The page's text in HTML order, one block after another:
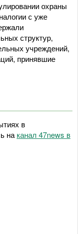
охраны
с уже
структур,
учреждений,
принявшие
в
на канал 47news в